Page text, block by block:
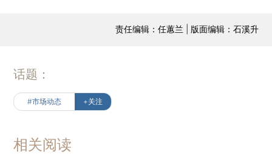
责任编辑：任蕙兰 | 版面编辑：石溪升
话题：
#市场动态 +关注
相关阅读